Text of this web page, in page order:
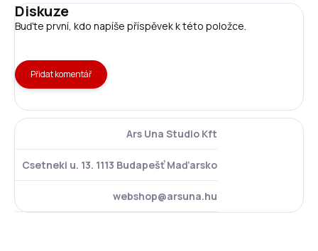
Diskuze
Buďte první, kdo napíše příspěvek k této položce.
Přidat komentář
Ars Una Studio Kft
Csetneki u. 13. 1113 Budapešť Maďarsko
webshop@arsuna.hu